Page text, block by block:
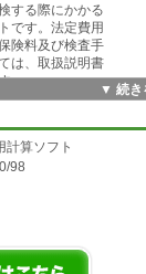
する際にかかる
です。法定費用
険料及び検査手
は、取扱説明書
。
▼ 続き
計算ソフト
98